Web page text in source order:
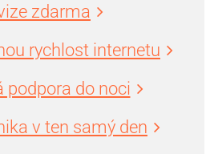
zdarma
rychlost internetu
podpora do noci
v ten samý den